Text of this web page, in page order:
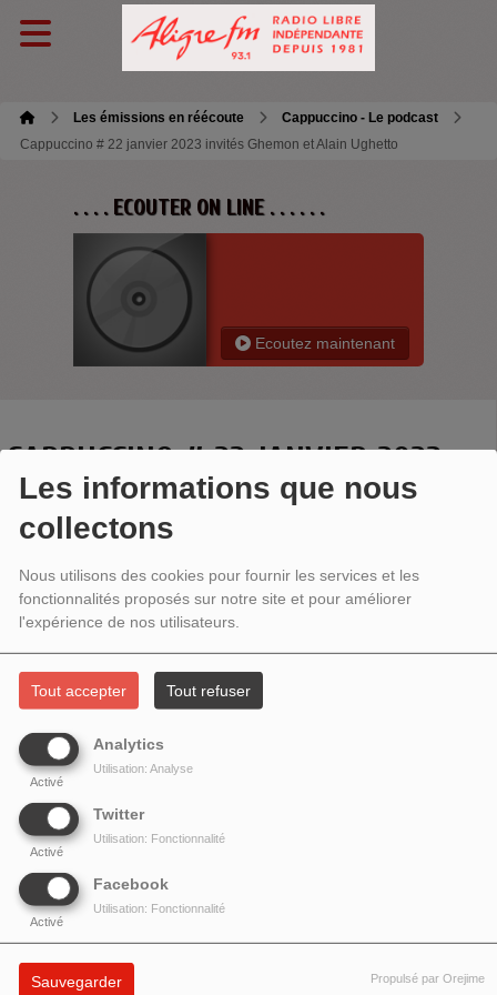
Les informations que nous
collectons
Nous utilisons des cookies pour fournir les services et les
fonctionnalités proposés sur notre site et pour améliorer
l'expérience de nos utilisateurs.
Tout accepter Tout refuser
Analytics
Activé
Utilisation: Analyse
Twitter
Activé
Utilisation: Fonctionnalité
Facebook
Activé
Utilisation: Fonctionnalité
Sauvegarder Propulsé par Orejime
Les émissions en réécoute
Cappuccino - Le podcast
Cappuccino # 22 janvier 2023 invités Ghemon et Alain Ughetto
. . . . ECOUTER ON LINE . . . . . .
Ecoutez maintenant
CAPPUCCINO # 22 JANVIER 2023
INVITÉS GHEMON ET ALAIN
UGHETTO
présente son film d'animation